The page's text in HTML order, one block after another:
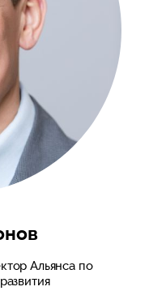
Альянса по